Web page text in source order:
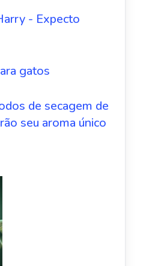
- Expecto
gatos
de secagem de
seu aroma único